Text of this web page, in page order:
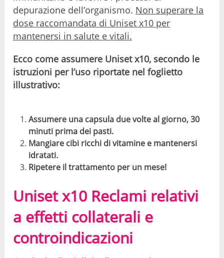
depurazione dell’organismo. Non superare la
dose raccomandata di Uniset x10 per
mantenersi in salute e vitali.
Ecco come assumere Uniset x10, secondo le
istruzioni per l’uso riportate nel foglietto
illustrativo:
Assumere una capsula due volte al giorno, 30
minuti prima dei pasti.
Mangiare cibi ricchi di vitamine e mantenersi
idratati.
Ripetere il trattamento per un mese!
Uniset x10 Reclami relativi
a effetti collaterali e
controindicazioni